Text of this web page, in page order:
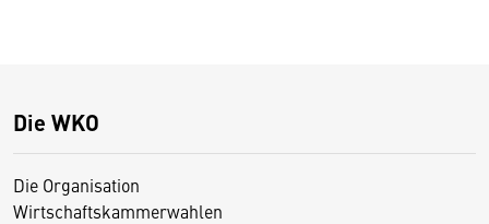
Die WKO
Die Organisation
Wirtschaftskammerwahlen